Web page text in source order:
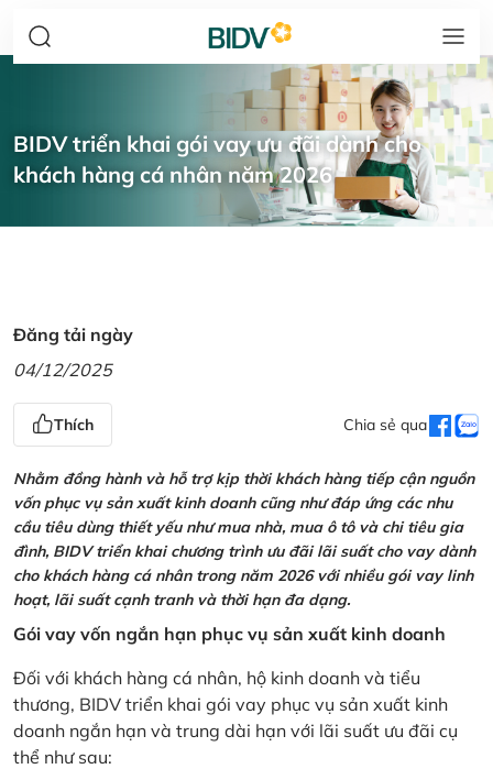
BIDV triển khai gói vay ưu đãi dành cho
khách hàng cá nhân năm 2026
Đăng tải ngày
04/12/2025
Thích Chia sẻ qua
Nhằm đồng hành và hỗ trợ kịp thời khách hàng tiếp cận nguồn
vốn phục vụ sản xuất kinh doanh cũng như đáp ứng các nhu
cầu tiêu dùng thiết yếu như mua nhà, mua ô tô và chi tiêu gia
đình, BIDV triển khai chương trình ưu đãi lãi suất cho vay dành
cho khách hàng cá nhân trong năm 2026 với nhiều gói vay linh
hoạt, lãi suất cạnh tranh và thời hạn đa dạng.
Gói vay vốn ngắn hạn phục vụ sản xuất kinh doanh
Đối với khách hàng cá nhân, hộ kinh doanh và tiểu
thương, BIDV triển khai gói vay phục vụ sản xuất kinh
doanh ngắn hạn và trung dài hạn với lãi suất ưu đãi cụ
thể như sau: